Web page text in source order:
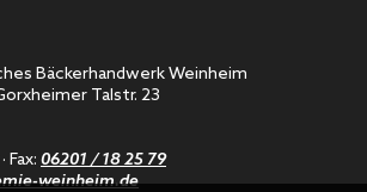
Bäckerhandwerk Weinheim
Talstr. 23
· Fax: 06201 / 18 25 79
weinheim.de